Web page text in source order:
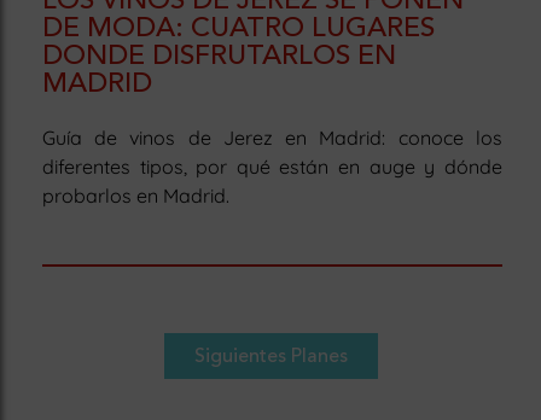
DE MODA: CUATRO LUGARES
DONDE DISFRUTARLOS EN
MADRID
Guía de vinos de Jerez en Madrid: conoce los
diferentes tipos, por qué están en auge y dónde
probarlos en Madrid.
Siguientes Planes